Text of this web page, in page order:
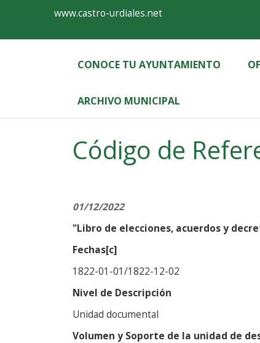
FormularioAyuntamiento
de
Castro-
Urdiales
www.castro-urdiales.net
CONOCE TU AYUNTAMIENTO
ARCHIVO MUNICIPAL
Código de
01/12/2022
"Libro de elecciones, acuerdos y
Fechas[c]
1822-01-01/1822-12-02
Nivel de Descripción
Unidad documental
Volumen y Soporte de la unidad de